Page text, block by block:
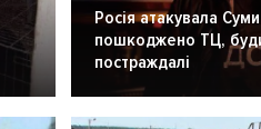
Росія атакувала
пошкоджено ТЦ,
постраждалі